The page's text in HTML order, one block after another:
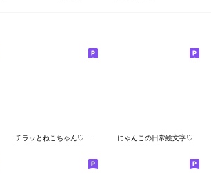
にゃんこの日常絵文字♡